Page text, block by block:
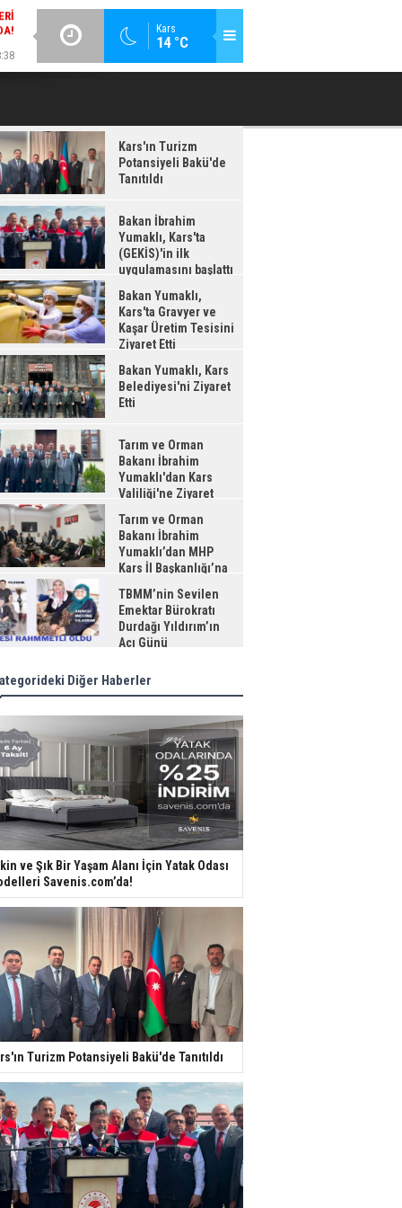
Kars
14 °C
BAKAN İBRAHIM YUMAKLI, KARS'TA (GEKİS)'IN ILK
Kars'ın Turizm
Potansiyeli Bakü'de
Tanıtıldı
Bakan İbrahim
Yumaklı, Kars'ta
(GEKİS)'in ilk
uygulamasını başlattı
Bakan Yumaklı,
Kars'ta Gravyer ve
Kaşar Üretim Tesisini
Ziyaret Etti
Bakan Yumaklı, Kars
Belediyesi'ni Ziyaret
Etti
Tarım ve Orman
Bakanı İbrahim
Yumaklı'dan Kars
Valiliği'ne Ziyaret
Tarım ve Orman
Bakanı İbrahim
Yumaklı’dan MHP
Kars İl Başkanlığı’na
TBMM’nin Sevilen
Emektar Bürokratı
Durdağı Yıldırım’ın
Acı Günü
Diğer Haberler
ve Şık Bir Yaşam Alanı İçin Yatak Odası
Savenis.com’da!
Turizm Potansiyeli Bakü'de Tanıtıldı